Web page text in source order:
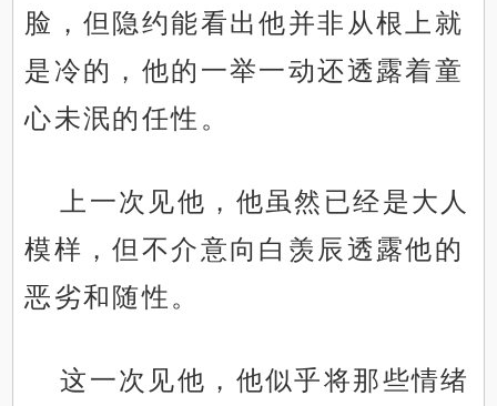
脸，但隐约能看出他并非从根上就
是冷的，他的一举一动还透露着童
心未泯的任性。
上一次见他，他虽然已经是大人
模样，但不介意向白羡辰透露他的
恶劣和随性。
这一次见他，他似乎将那些情绪